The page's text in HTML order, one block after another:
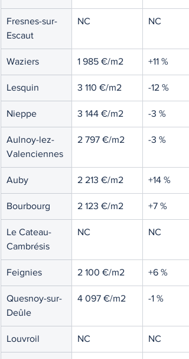
Fresnes-sur-
Escaut
NC NC
Waziers 1 985 €/m2 +11 %
Lesquin 3 110 €/m2 -12 %
Nieppe 3 144 €/m2 -3 %
Aulnoy-lez-
Valenciennes
2 797 €/m2 -3 %
Auby 2 213 €/m2 +14 %
Bourbourg 2 123 €/m2 +7 %
Le Cateau-
Cambrésis
NC NC
Feignies 2 100 €/m2 +6 %
Quesnoy-sur-
Deûle
4 097 €/m2 -1 %
Louvroil NC NC